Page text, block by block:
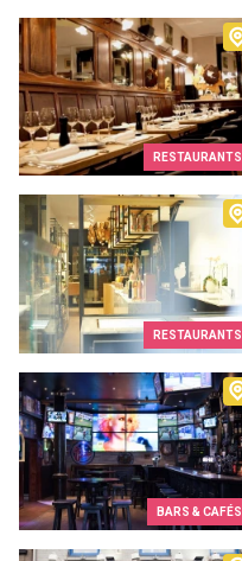
RESTAURANTS
Au Stekerlapatte
RESTAURANTS
L'Atelier Gourmand
BARS & CAFÉS
The Big Game